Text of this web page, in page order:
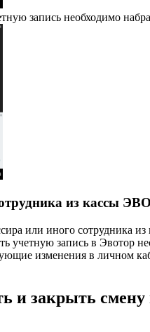
запись необходимо
из кассы
или иного сотрудника
учетную запись в Эвотор
изменения в личном
и закрыть смену